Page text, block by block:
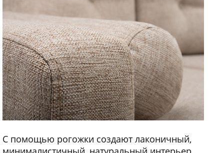
С помощью рогожки создают лаконичный,